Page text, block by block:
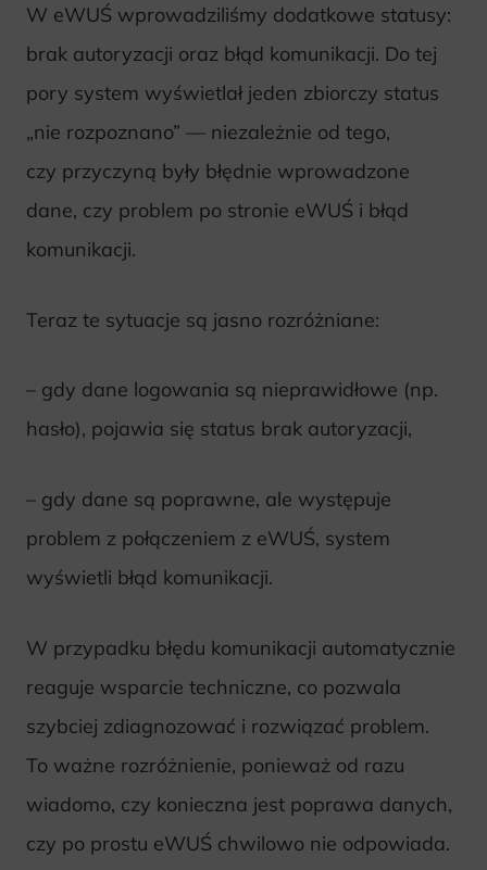
W eWUŚ wprowadziliśmy dodatkowe statusy:
brak autoryzacji oraz błąd komunikacji. Do tej
pory system wyświetlał jeden zbiorczy status
„nie rozpoznano” — niezależnie od tego,
czy przyczyną były błędnie wprowadzone
dane, czy problem po stronie eWUŚ i błąd
komunikacji.
Teraz te sytuacje są jasno rozróżniane:
– gdy dane logowania są nieprawidłowe (np.
hasło), pojawia się status brak autoryzacji,
– gdy dane są poprawne, ale występuje
problem z połączeniem z eWUŚ, system
wyświetli błąd komunikacji.
W przypadku błędu komunikacji automatycznie
reaguje wsparcie techniczne, co pozwala
szybciej zdiagnozować i rozwiązać problem.
To ważne rozróżnienie, ponieważ od razu
wiadomo, czy konieczna jest poprawa danych,
czy po prostu eWUŚ chwilowo nie odpowiada.